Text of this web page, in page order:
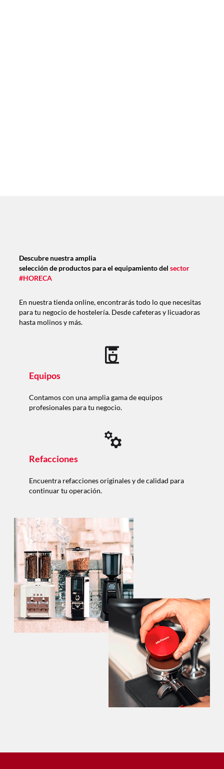
Descubre nuestra amplia
selección de productos para el equipamiento del sector
#HORECA
En nuestra tienda online, encontrarás todo lo que necesitas
para tu negocio de hostelería. Desde cafeteras y licuadoras
hasta molinos y más.
Equipos
Contamos con una amplia gama de equipos
profesionales para tu negocio.
Refacciones
Encuentra refacciones originales y de calidad para
continuar tu operación.